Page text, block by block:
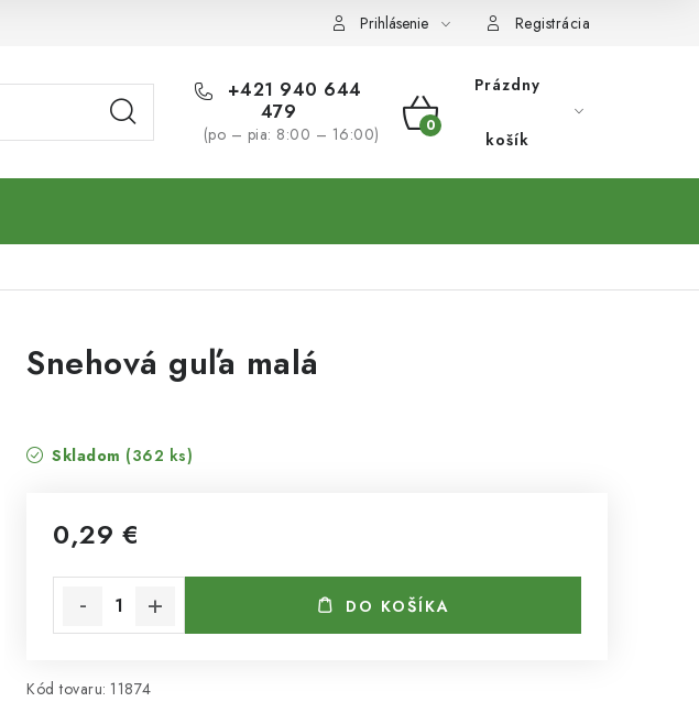
Prihlásenie Registrácia
+421 940 644
479
(po – pia: 8:00 – 16:00)
NÁKUPNÝ
Prázdny
košík
Snehová guľa malá
Skladom (362 ks)
0,29 €
DO KOŠÍKA
Kód tovaru: 11874